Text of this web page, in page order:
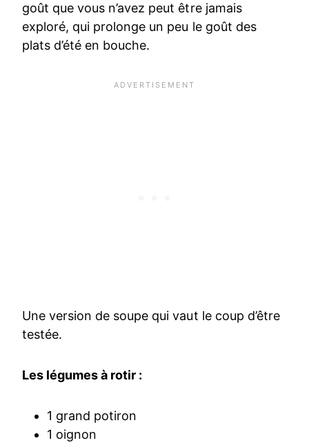
goût que vous n’avez peut être jamais
exploré, qui prolonge un peu le goût des
plats d’été en bouche.
Une version de soupe qui vaut le coup d’être
testée.
Les légumes à rotir :
1 grand potiron
1 oignon